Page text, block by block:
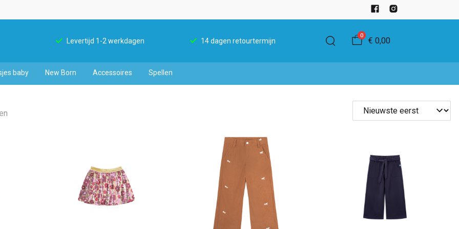
Levertijd 1-2 werkdagen 14 dagen retourtermijn
0
€ 0,00
baby New Born Accessoires Spellen